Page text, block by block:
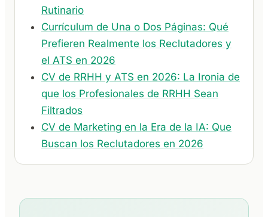
Rutinario
Currículum de Una o Dos Páginas: Qué
Prefieren Realmente los Reclutadores y
el ATS en 2026
CV de RRHH y ATS en 2026: La Ironia de
que los Profesionales de RRHH Sean
Filtrados
CV de Marketing en la Era de la IA: Que
Buscan los Reclutadores en 2026